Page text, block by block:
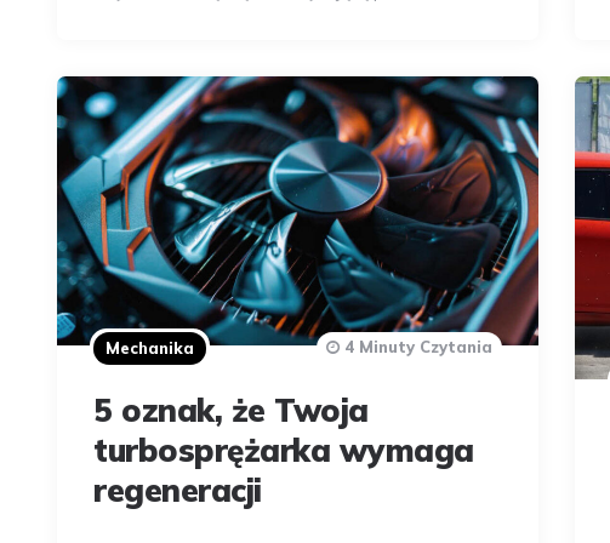
Mechanika
5 oznak, że Twoja
turbosprężarka wymaga
regeneracji
4 Minuty Czytania